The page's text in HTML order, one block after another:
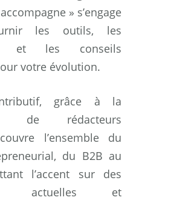
» s’engage
les outils, les
et les conseils
votre évolution.
grâce à la
de rédacteurs
l’ensemble du
du B2B au
l’accent sur des
actuelles et